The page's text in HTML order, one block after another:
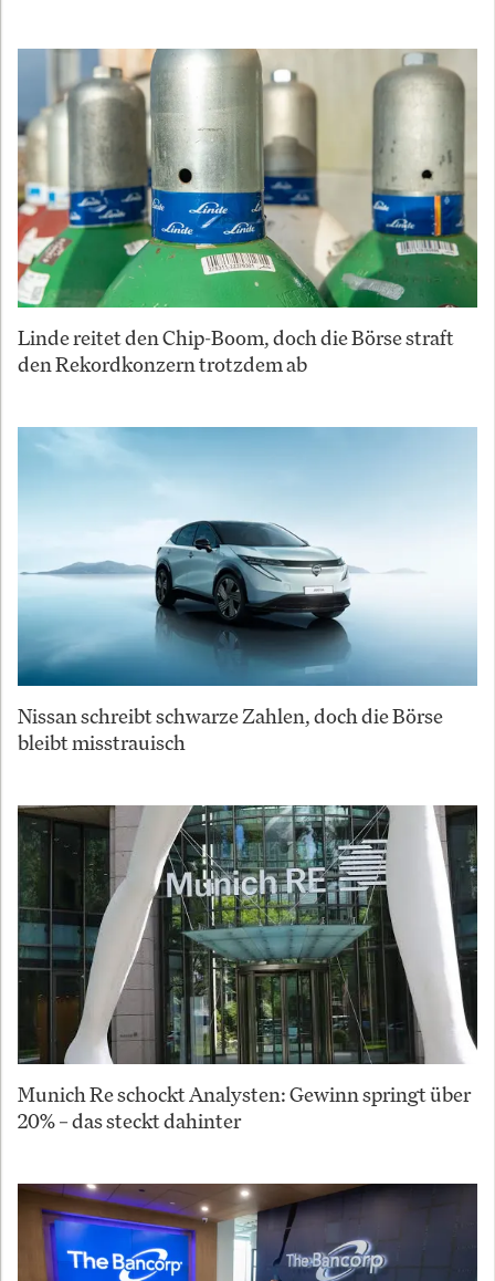
Linde reitet den Chip-Boom, doch die Börse straft
den Rekordkonzern trotzdem ab
Nissan schreibt schwarze Zahlen, doch die Börse
bleibt misstrauisch
Munich Re schockt Analysten: Gewinn springt über
20% – das steckt dahinter